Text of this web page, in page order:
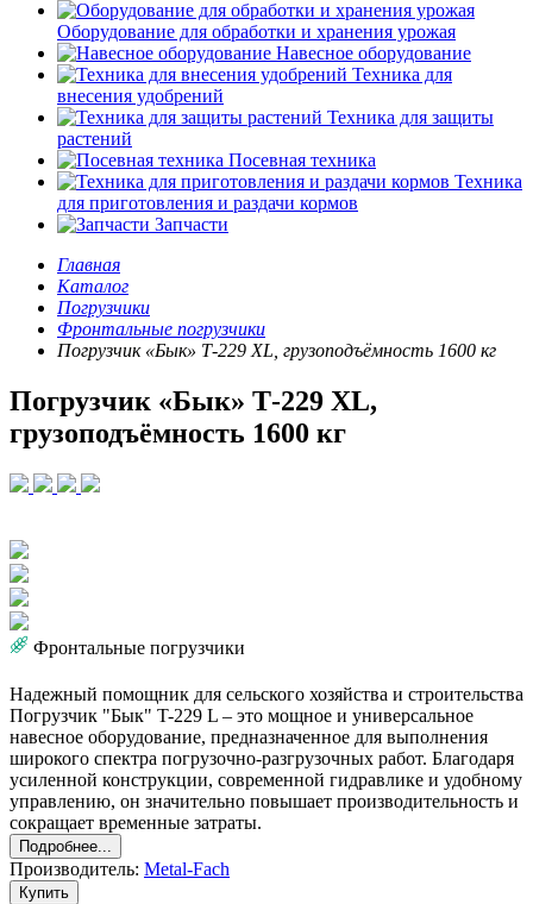
Оборудование для обработки и хранения урожая
Навесное оборудование
Техника для
внесения удобрений
Техника для защиты
растений
Посевная техника
Техника
для приготовления и раздачи кормов
Запчасти
Главная
Каталог
Погрузчики
Фронтальные погрузчики
Погрузчик «Бык» Т-229 XL, грузоподъёмность 1600 кг
Погрузчик «Бык» Т-229 XL,
грузоподъёмность 1600 кг
Фронтальные погрузчики
Надежный помощник для сельского хозяйства и строительства
Погрузчик "Бык" T-229 L – это мощное и универсальное
навесное оборудование, предназначенное для выполнения
широкого спектра погрузочно-разгрузочных работ. Благодаря
усиленной конструкции, современной гидравлике и удобному
управлению, он значительно повышает производительность и
сокращает временные затраты.
Подробнее...
Производитель: Metal-Fach
Купить